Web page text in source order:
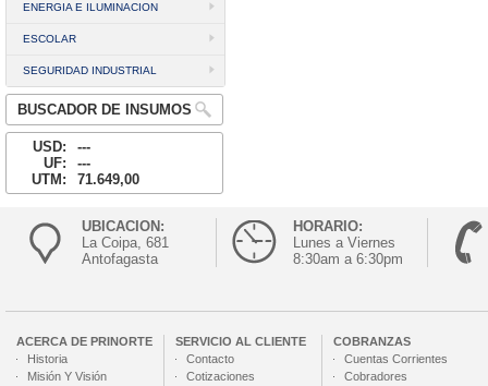
ENERGIA E ILUMINACION
ESCOLAR
SEGURIDAD INDUSTRIAL
BUSCADOR DE INSUMOS
USD:
---
UF:
---
UTM:
71.649,00
UBICACION:
La Coipa, 681
Antofagasta
HORARIO:
Lunes a Viernes
8:30am a 6:30pm
ACERCA DE PRINORTE
Historia
Misión Y Visión
SERVICIO AL CLIENTE
Contacto
Cotizaciones
COBRANZAS
Cuentas Corrientes
Cobradores